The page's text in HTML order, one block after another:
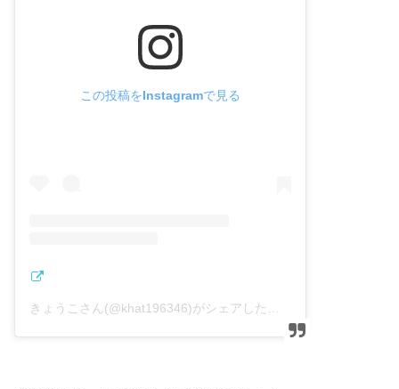
この投稿をInstagramで見る
きょうこさん(@khat196346)がシェアした投稿